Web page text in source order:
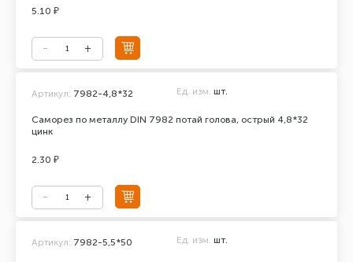
5.10 ₽
Саморез по металлу DIN 7982 потай голова, острый 4,8*32
цинк
Артикул: 7982-4,8*32 Ед. изм. шт.
2.30 ₽
Артикул: 7982-5,5*50 Ед. изм. шт.